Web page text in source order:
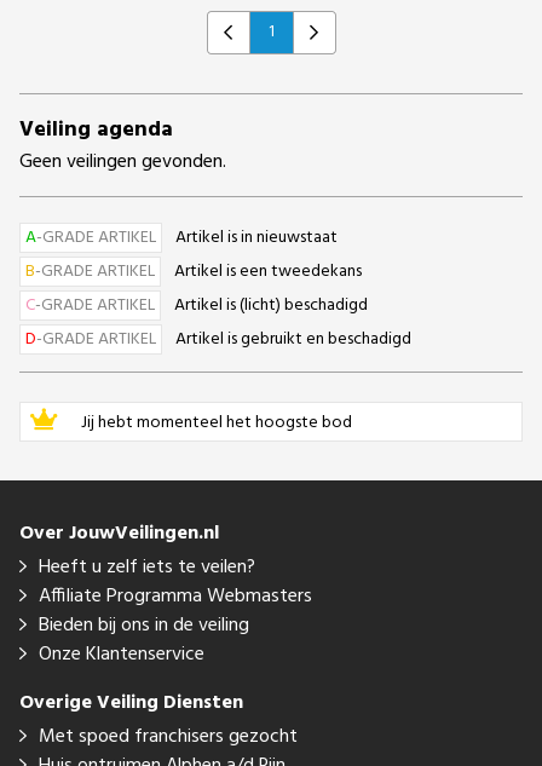
Previous
1 Next
Veiling agenda
Geen veilingen gevonden.
A-GRADE ARTIKEL
Artikel is in nieuwstaat
B-GRADE ARTIKEL
Artikel is een tweedekans
C-GRADE ARTIKEL
Artikel is (licht) beschadigd
D-GRADE ARTIKEL Artikel is gebruikt en beschadigd
Jij hebt momenteel het hoogste bod
Over JouwVeilingen.nl
Heeft u zelf iets te veilen?
Affiliate Programma Webmasters
Bieden bij ons in de veiling
Onze Klantenservice
Overige Veiling Diensten
Met spoed franchisers gezocht